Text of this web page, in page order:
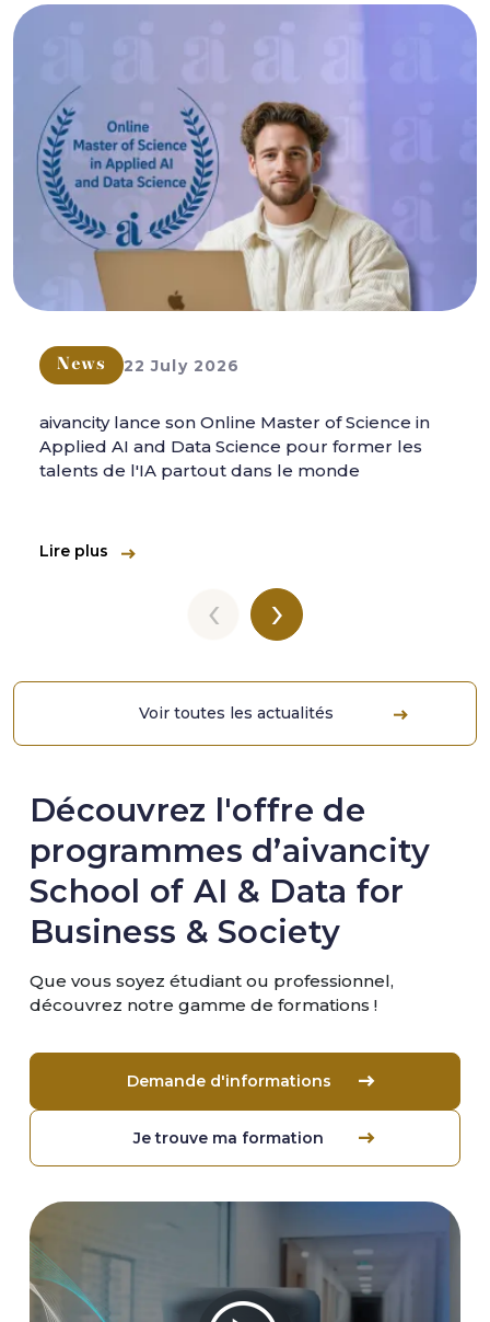
News 22 July 2026
aivancity lance son Online Master of Science in
Applied AI and Data Science pour former les
talents de l'IA partout dans le monde
Lire plus
‹ ›
Voir toutes les actualités
Découvrez l'offre de
programmes d’aivancity
School of AI & Data for
Business & Society
Que vous soyez étudiant ou professionnel,
découvrez notre gamme de formations !
Demande d'informations
Je trouve ma formation
Image